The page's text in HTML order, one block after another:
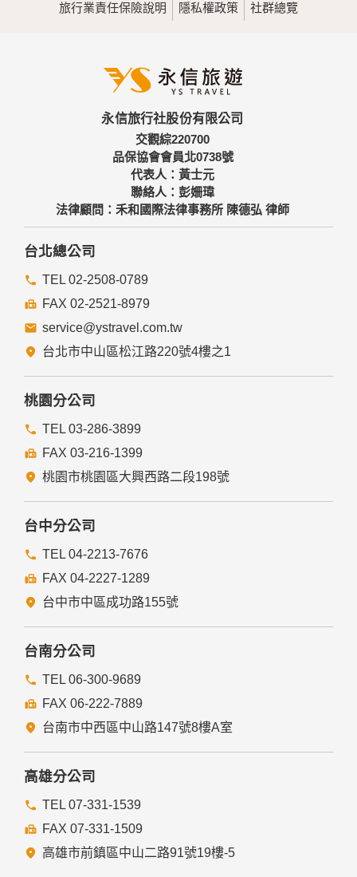
旅行業責任保險說明 隱私權政策 社群總覽
永信旅行社股份有限公司
交觀綜220700
品保協會會員北0738號
代表人：黃士元
聯絡人：彭姍瑋
法律顧問：禾和國際法律事務所 陳德弘 律師
台北總公司
TEL 02-2508-0789
FAX 02-2521-8979
service@ystravel.com.tw
台北市中山區松江路220號4樓之1
桃園分公司
TEL 03-286-3899
FAX 03-216-1399
桃園市桃園區大興西路二段198號
台中分公司
TEL 04-2213-7676
FAX 04-2227-1289
台中市中區成功路155號
台南分公司
TEL 06-300-9689
FAX 06-222-7889
台南市中西區中山路147號8樓A室
高雄分公司
TEL 07-331-1539
FAX 07-331-1509
高雄市前鎮區中山二路91號19樓-5